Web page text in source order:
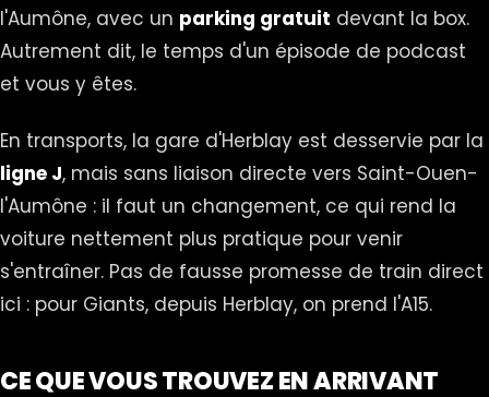
l'Aumône, avec un parking gratuit devant la box.
Autrement dit, le temps d'un épisode de podcast
et vous y êtes.
En transports, la gare d'Herblay est desservie par la
ligne J, mais sans liaison directe vers Saint-Ouen-
l'Aumône : il faut un changement, ce qui rend la
voiture nettement plus pratique pour venir
s'entraîner. Pas de fausse promesse de train direct
ici : pour Giants, depuis Herblay, on prend l'A15.
CE QUE VOUS TROUVEZ EN ARRIVANT